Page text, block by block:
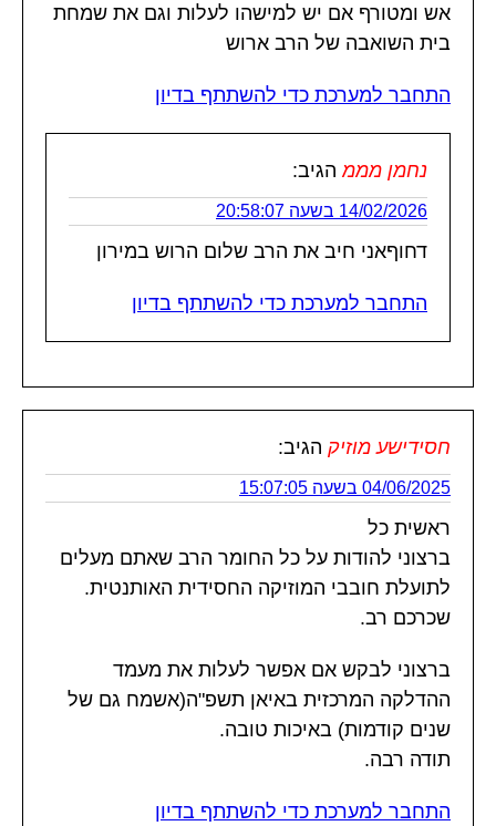
אש ומטורף אם יש למישהו לעלות וגם את שמחת
בית השואבה של הרב ארוש
התחבר למערכת כדי להשתתף בדיון
נחמן מממ הגיב:
14/02/2026 בשעה 20:58:07
דחוףאני חיב את הרב שלום הרוש במירון
התחבר למערכת כדי להשתתף בדיון
חסידישע מוזיק הגיב:
04/06/2025 בשעה 15:07:05
ראשית כל
ברצוני להודות על כל החומר הרב שאתם מעלים
לתועלת חובבי המוזיקה החסידית האותנטית.
שכרכם רב.
ברצוני לבקש אם אפשר לעלות את מעמד
ההדלקה המרכזית באיאן תשפ"ה(אשמח גם של
שנים קודמות) באיכות טובה.
תודה רבה.
התחבר למערכת כדי להשתתף בדיון